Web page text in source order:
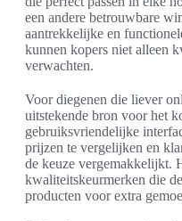
een andere betrouwbare
aantrekkelijke en
kunnen kopers niet alleen
verwachten.
Voor diegenen die liever
uitstekende bron voor het
gebruiksvriendelijke
prijzen te vergelijken en
de keuze vergemakkelijkt.
kwaliteitskeurmerken die
producten voor extra